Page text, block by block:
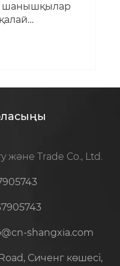
шанышқылар
және Trade Co., Ltd.
shangxia.com
Сиченг көшесі,